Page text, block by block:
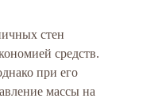
стен
средств.
при его
массы на